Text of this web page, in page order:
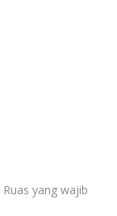
Ruas yang wajib